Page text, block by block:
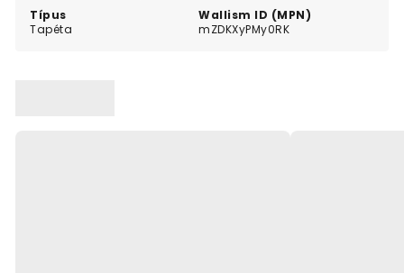
Típus
Tapéta
Wallism ID (MPN)
mZDKXyPMy0RK